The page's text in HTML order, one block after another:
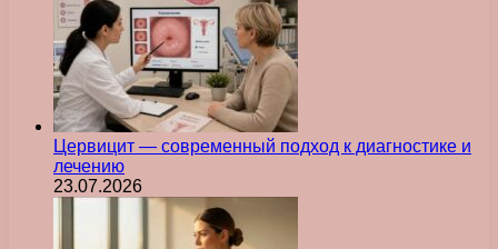
Цервицит — современный подход к диагностике и
лечению
23.07.2026